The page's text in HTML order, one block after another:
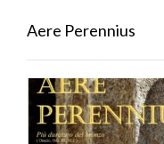
Aere Perennius